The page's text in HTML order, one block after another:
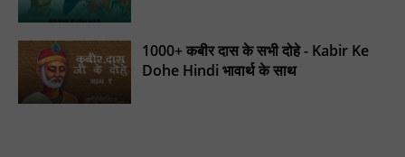
1000+ कबीर दास के सभी दोहे - Kabir Ke
Dohe Hindi भावार्थ के साथ